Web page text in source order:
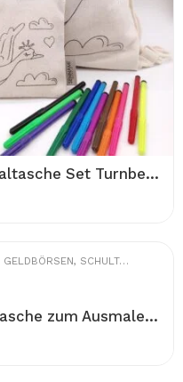
Kinder Ausmaltasche Set Turnbeutel und Etui Tasche Modell eleganter Vogel 100% Baumwolle Waschbar Rucksack 33×40 cm Stifttasche 20×13 cm zum Ausmalen Bemalen
GELDBÖRSEN, SCHULTASCHEN
Kinder Etui Tasche zum Ausmalen 100% Baumwolle Gabardine Waschbar Stifttasche Modell tanzende Koalas Figur 20×13 cm Ausmaltasche zum Bemalen